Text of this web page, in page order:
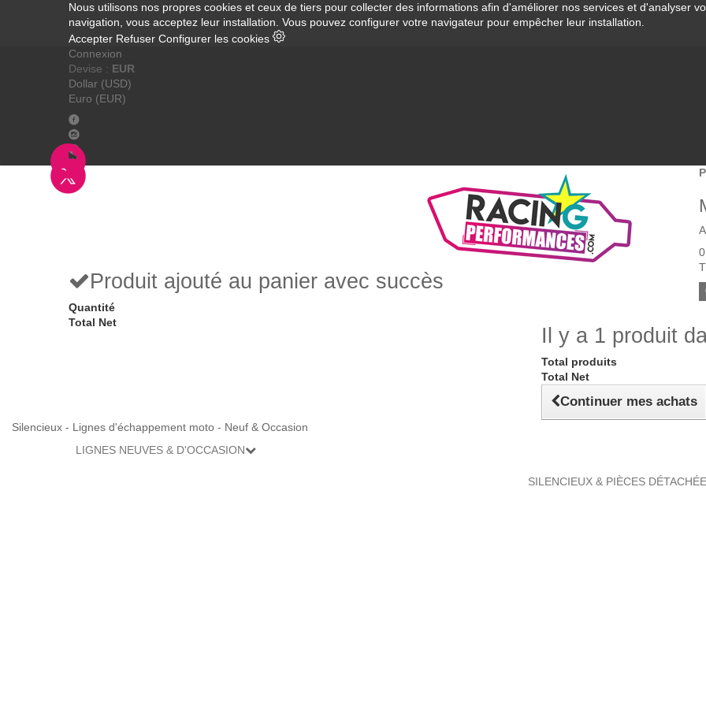
Nous utilisons nos propres cookies et ceux de tiers pour collecter des informations afin d'améliorer nos services et d'analyser
navigation, vous acceptez leur installation. Vous pouvez configurer votre navigateur pour empêcher leur installation.
Accepter Refuser Configurer les cookies
Connexion
Devise : EUR
Dollar (USD)
Euro (EUR)
Produit ajouté au panier avec succès
Quantité
Total Net
Il y a 1 produit
Total produits
Total Net
Continuer mes achats
Silencieux - Lignes d'échappement moto - Neuf & Occasion
LIGNES NEUVES & D'OCCASION
SILENCIEUX & PIÈCES